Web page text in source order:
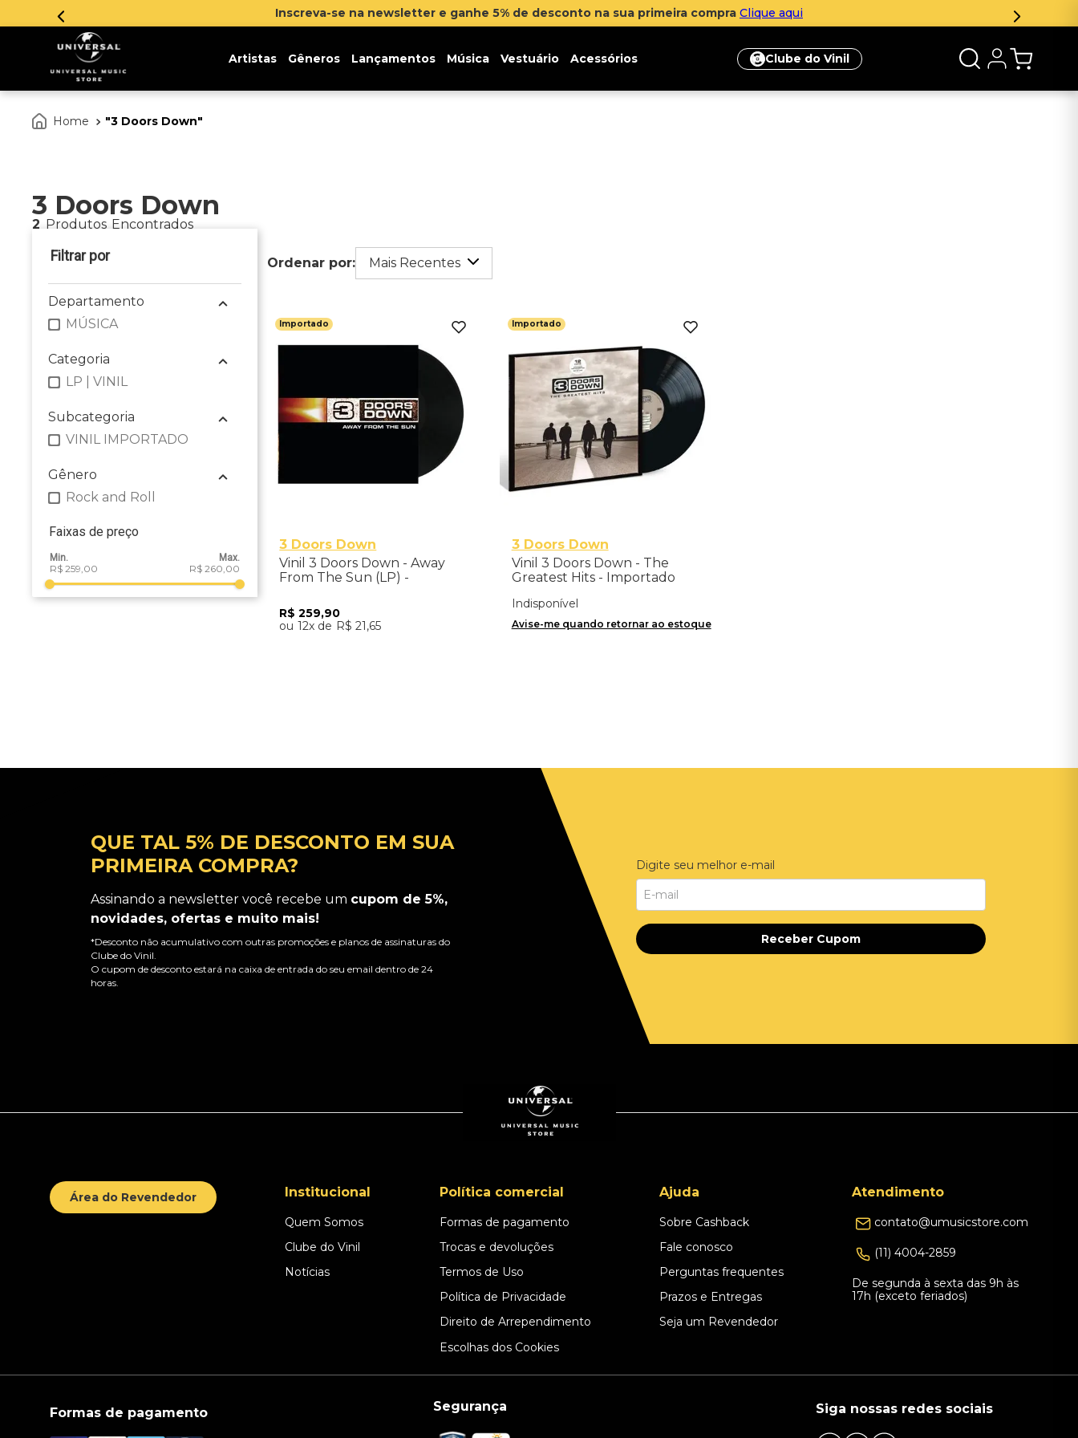
Inscreva-se na newsletter e ganhe 5% de desconto na sua primeira compra Clique aqui
Artistas Gêneros Lançamentos Música Vestuário Acessórios Clube do Vinil
3 Doors Down
3 Doors Down
2 Produtos
Departamento
MÚSICA
Categoria
LP | VINIL
Subcategoria
VINIL IMPORTADO
Gênero
Rock and Roll
Faixas de preço
R$ 259,00 R$ 260,00
Mais Recentes
Importado
3 Doors Down
Vinil 3 Doors Down - Away
From The Sun (LP) -
R$ 259,90
12
R$ 21,65
Importado
3 Doors Down
Vinil 3 Doors Down - The
Greatest Hits - Importado
Indisponível
Avise-me quando retornar ao estoque
QUE TAL 5% DE DESCONTO EM SUA
PRIMEIRA COMPRA?
Assinando a newsletter você recebe um cupom de 5%,
novidades, ofertas e muito mais!
*Desconto não acumulativo com outras promoções e planos de assinaturas do
Clube do Vinil.
O cupom de desconto estará na caixa de entrada do seu email dentro de 24
horas.
Digite seu melhor e-mail
Receber Cupom
Área do Revendedor Institucional
Quem Somos
Clube do Vinil
Notícias
Política comercial
Formas de pagamento
Trocas e devoluções
Termos de Uso
Política de Privacidade
Direito de Arrependimento
Escolhas dos Cookies
Ajuda
Sobre Cashback
Fale conosco
Perguntas frequentes
Prazos e Entregas
Seja um Revendedor
Atendimento
contato@umusicstore.com
(11) 4004-2859
De segunda à sexta das 9h às
17h (exceto feriados)
Formas de pagamento Segurança Siga nossas redes sociais